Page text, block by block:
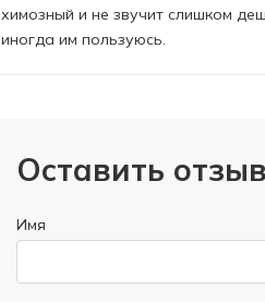
химозный и не звучит слишком
иногда им пользуюсь.
Оставить отзыв
Имя